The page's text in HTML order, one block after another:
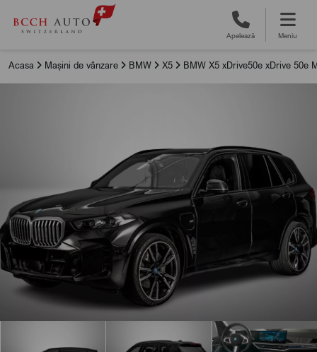
Apelează Meniu
Acasa Mașini de vânzare BMW X5 BMW X5 xDrive50e xDrive 50e